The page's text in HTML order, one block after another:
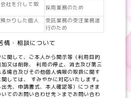
社を介して取
採用業務のため
かりした個人
受託業務の受注業務遂
行のため
情・相談について
関して、ご本人から開示等（利用目的
又は削除、 利用の停止、消去及び第三
場合及びその他個人情報の取扱に関す
しては、 すみやかに対応いたします。
先、申請書式、本人確認等）につきま
てのお問い合わせ先＞までお問い合わ